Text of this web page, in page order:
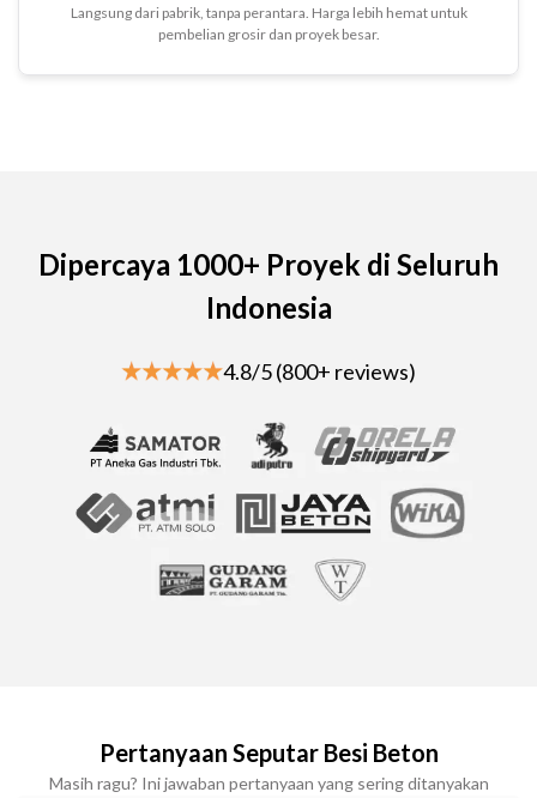
Langsung dari pabrik, tanpa perantara. Harga lebih hemat untuk
pembelian grosir dan proyek besar.
Dipercaya 1000+ Proyek di Seluruh
Indonesia
4.8/5 (800+ reviews)
Pertanyaan Seputar Besi Beton
Masih ragu? Ini jawaban pertanyaan yang sering ditanyakan